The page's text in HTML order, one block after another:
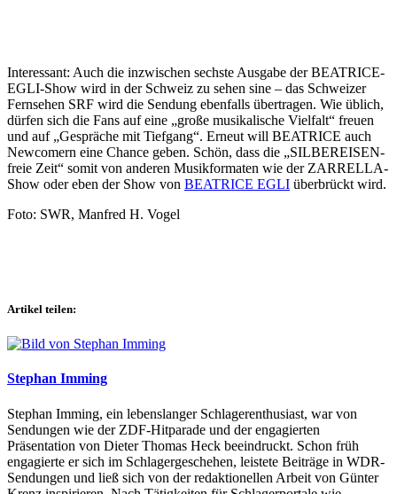
Interessant: Auch die inzwischen sechste Ausgabe der BEATRICE-
EGLI-Show wird in der Schweiz zu sehen sine – das Schweizer
Fernsehen SRF wird die Sendung ebenfalls übertragen. Wie üblich,
dürfen sich die Fans auf eine „große musikalische Vielfalt“ freuen
und auf „Gespräche mit Tiefgang“. Erneut will BEATRICE auch
Newcomern eine Chance geben. Schön, dass die „SILBEREISEN-
freie Zeit“ somit von anderen Musikformaten wie der ZARRELLA-
Show oder eben der Show von BEATRICE EGLI überbrückt wird.
Foto: SWR, Manfred H. Vogel
Artikel teilen:
Stephan Imming
Stephan Imming, ein lebenslanger Schlagerenthusiast, war von
Sendungen wie der ZDF-Hitparade und der engagierten
Präsentation von Dieter Thomas Heck beeindruckt. Schon früh
engagierte er sich im Schlagergeschehen, leistete Beiträge in WDR-
Sendungen und ließ sich von der redaktionellen Arbeit von Günter